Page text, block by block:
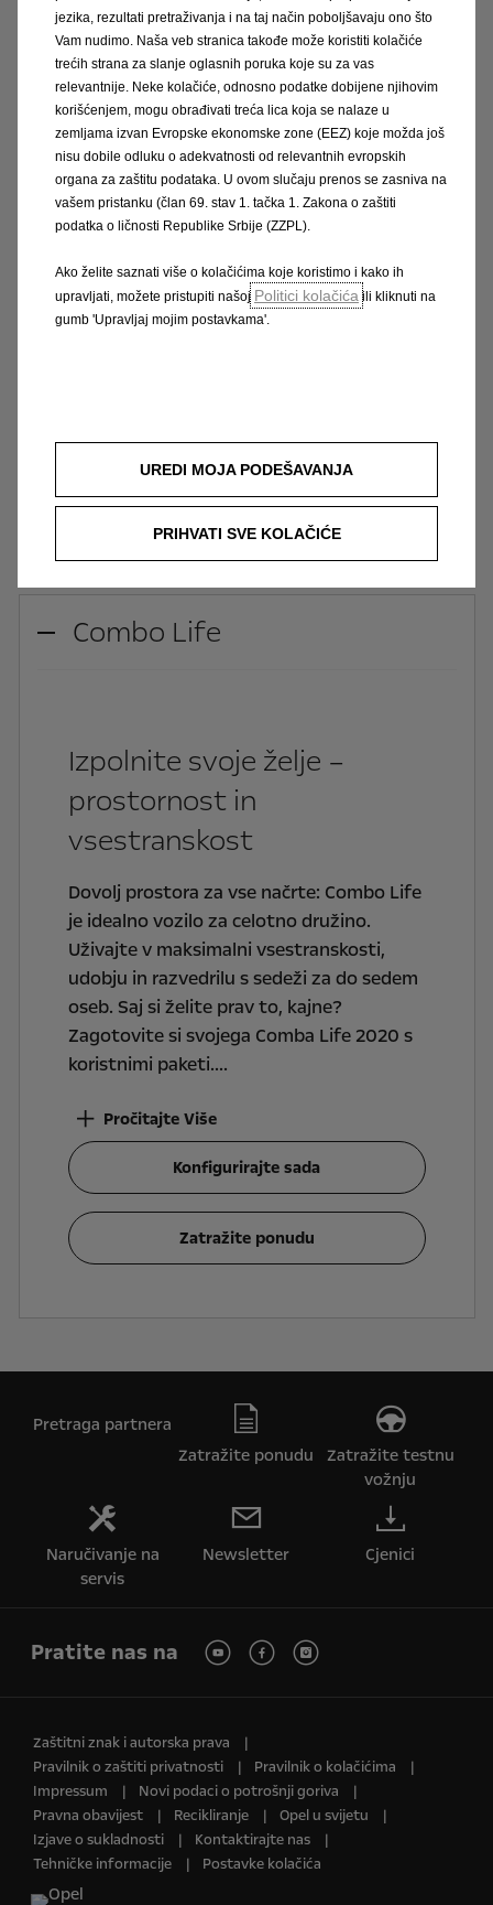
varčna poraba in udobje
Postavlja nove standarde v kompaktnem
razredu: Astra združuje opremo
prestižnega razreda, športno vodenje in
izjemno povezljivost. Obenem so emisije
CO₂ za 21 % manjše kot pri prejšnji
generaciji. Saj si želite prav to, kajne?
izbrane opreme.
Zatražite ponudu
Combo Life
Izpolnite svoje želje –
prostornost in
vsestranskost
Dovolj prostora za vse načrte: Combo Life
je idealno vozilo za celotno družino.
Uživajte v maksimalni vsestranskosti,
udobju in razvedrilu s sedeži za do sedem
oseb. Saj si želite prav to, kajne?
Zagotovite si svojega Comba Life 2020 s
koristnimi paketi.
Pročitajte Više
Konfigurirajte sada
Zatražite ponudu
Pretraga partnera
Zatražite ponudu
Zatražite testnu
vožnju
Naručivanje na
servis
Newsletter Cjenici
Pratite nas na
Zaštitni znak i autorska prava
Pravilnik o zaštiti privatnosti
Pravilnik o kolačićima
Impressum
Novi podaci o potrošnji goriva
Pravna obavijest
Recikliranje
Opel u svijetu
Izjave o sukladnosti
Kontaktirajte nas
Tehničke informacije
Postavke kolačića
jezika, rezultati pretraživanja i na taj način poboljšavaju ono što
Vam nudimo. Naša veb stranica takođe može koristiti kolačiće
trećih strana za slanje oglasnih poruka koje su za vas
relevantnije. Neke kolačiće, odnosno podatke dobijene njihovim
korišćenjem, mogu obrađivati treća lica koja se nalaze u
zemljama izvan Evropske ekonomske zone (EEZ) koje možda još
nisu dobile odluku o adekvatnosti od relevantnih evropskih
organa za zaštitu podataka. U ovom slučaju prenos se zasniva na
vašem pristanku (član 69. stav 1. tačka 1. Zakona o zaštiti
podatka o ličnosti Republike Srbije (ZZPL).
Ako želite saznati više o kolačićima koje koristimo i kako ih
upravljati, možete pristupiti našoj Politici kolačića ili kliknuti na
gumb 'Upravljaj mojim postavkama'.
UREDI MOJA PODEŠAVANJA
PRIHVATI SVE KOLAČIĆE